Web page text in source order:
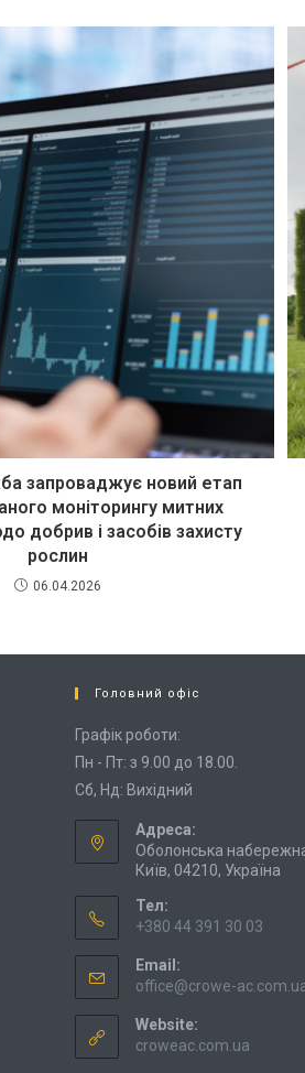
запроваджує новий етап
моніторингу митних
добрив і засобів захисту
рослин
06.04.2026
Головний офіс
Графік роботи:
Пн - Пт: з 9.00 до 18.00.
Сб, Нд: Вихідний
Адреса:
Оболонська
Київ, 04210, Україна
Тел:
+380 44 391 30 03
Email:
office@crowe-
Website:
croweac.com.ua